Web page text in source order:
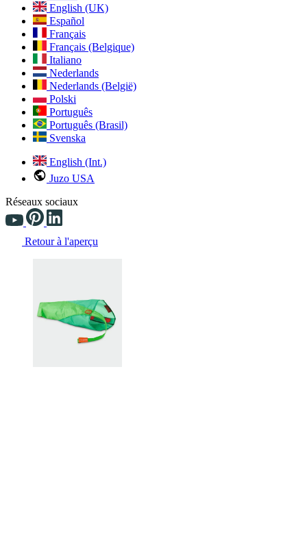
English (UK)
Español
Français
Français (Belgique)
Italiano
Nederlands
Nederlands (België)
Polski
Português
Português (Brasil)
Svenska
English (Int.)
Juzo USA
Réseaux sociaux
Retour à l'aperçu